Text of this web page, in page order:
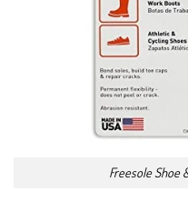
Freesole Shoe